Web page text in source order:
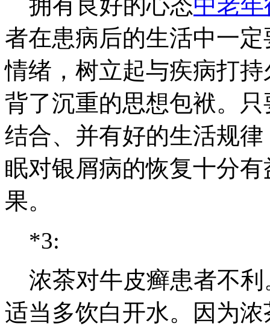
者在患病后的生活中一
情绪，树立起与疾病打
背了沉重的思想包袱。
结合、并有好的生活规
眠对银屑病的恢复十分
果。
*3:
浓茶对牛皮癣患者不利
适当多饮白开水。因为